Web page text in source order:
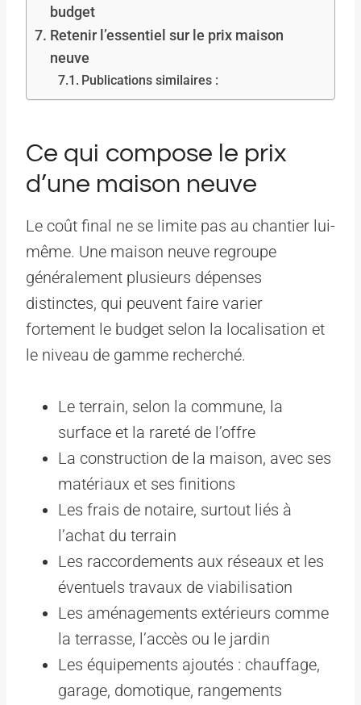
budget
Retenir l’essentiel sur le prix maison
neuve
Publications similaires :
Ce qui compose le prix
d’une maison neuve
Le coût final ne se limite pas au chantier lui-
même. Une maison neuve regroupe
généralement plusieurs dépenses
distinctes, qui peuvent faire varier
fortement le budget selon la localisation et
le niveau de gamme recherché.
Le terrain, selon la commune, la
surface et la rareté de l’offre
La construction de la maison, avec ses
matériaux et ses finitions
Les frais de notaire, surtout liés à
l’achat du terrain
Les raccordements aux réseaux et les
éventuels travaux de viabilisation
Les aménagements extérieurs comme
la terrasse, l’accès ou le jardin
Les équipements ajoutés : chauffage,
garage, domotique, rangements